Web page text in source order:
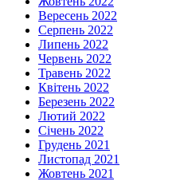
Вересень 2022
Серпень 2022
Липень 2022
Червень 2022
Травень 2022
Квітень 2022
Березень 2022
Лютий 2022
Січень 2022
Грудень 2021
Листопад 2021
Жовтень 2021